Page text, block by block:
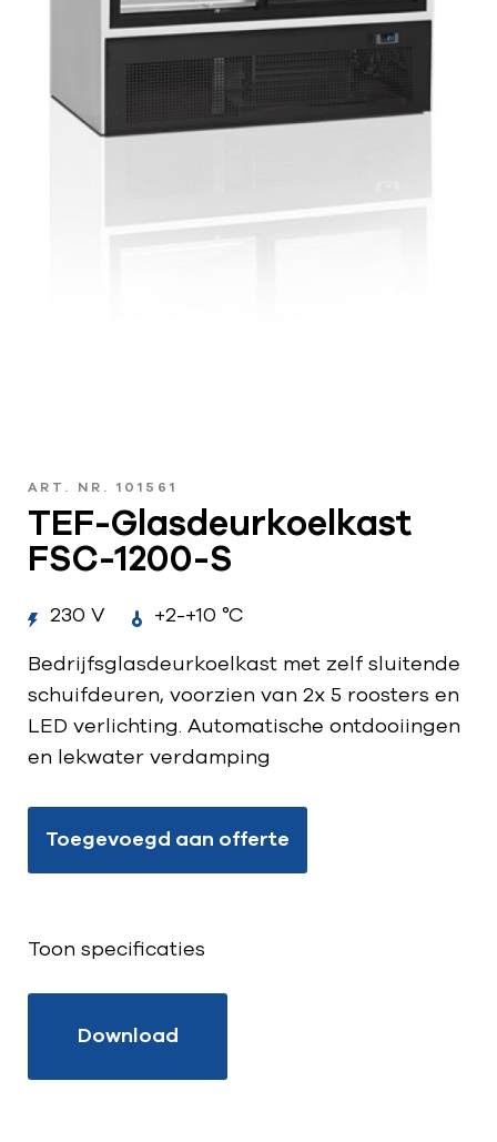
ART. NR. 101561
TEF-Glasdeurkoelkast
FSC-1200-S
230 V +2-+10 °C
Bedrijfsglasdeurkoelkast met zelf sluitende
schuifdeuren, voorzien van 2x 5 roosters en
LED verlichting. Automatische ontdooiingen
en lekwater verdamping
Toegevoegd aan offerte
Toon specificaties
Download